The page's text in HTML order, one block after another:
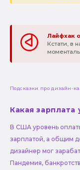
Лайфхак
Кстати, в
Подсказки про дизайн-
Какая
В США уровень
зарплатой, а общим
дизайнер мог
Пандемия,